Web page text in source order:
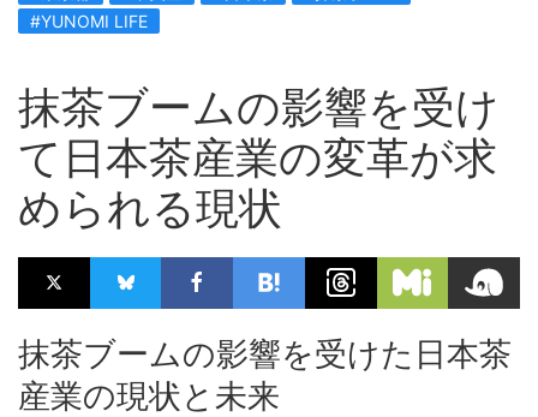
#YUNOMI LIFE
抹茶ブームの影響を受け
て日本茶産業の変革が求
められる現状
抹茶ブームの影響を受けた日本茶
産業の現状と未来